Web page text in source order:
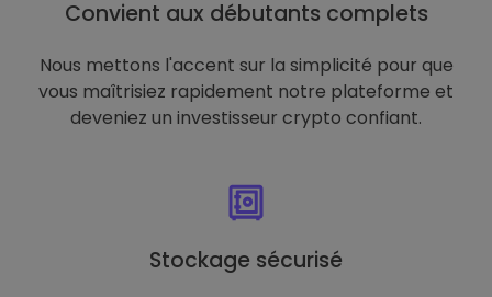
Convient aux débutants complets
Nous mettons l'accent sur la simplicité pour que
vous maîtrisiez rapidement notre plateforme et
deveniez un investisseur crypto confiant.
Stockage sécurisé